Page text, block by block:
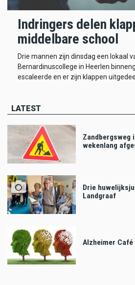
Indringers delen
middelbare school
Drie mannen zijn dinsdag een lokaal
Bernardinuscollege in Heerlen
escaleerde en er zijn klappen
LATEST
Zandbergsweg
wekenlang
Drie
Landgraaf
Alzheimer